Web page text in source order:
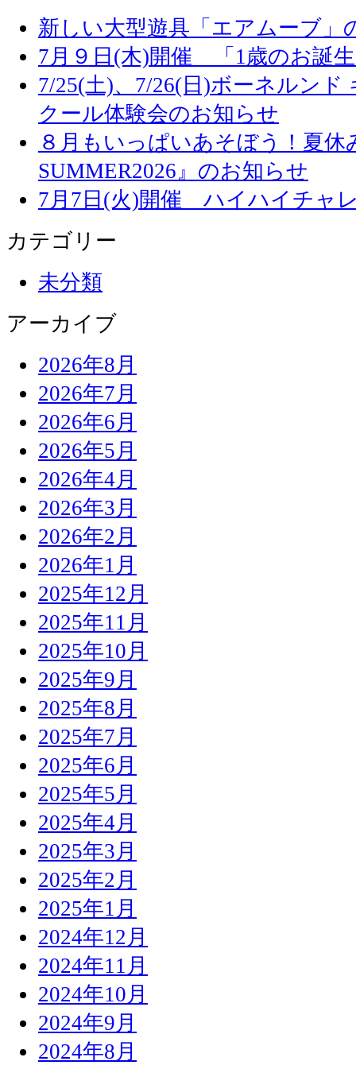
新しい大型遊具「エアムーブ」
7月９日(木)開催 「1歳のお誕
7/25(土)、7/26(日)ボーネルン
クール体験会のお知らせ
８月もいっぱいあそぼう！夏
SUMMER2026』のお知らせ
7月7日(火)開催 ハイハイチャ
カテゴリー
未分類
アーカイブ
2026年8月
2026年7月
2026年6月
2026年5月
2026年4月
2026年3月
2026年2月
2026年1月
2025年12月
2025年11月
2025年10月
2025年9月
2025年8月
2025年7月
2025年6月
2025年5月
2025年4月
2025年3月
2025年2月
2025年1月
2024年12月
2024年11月
2024年10月
2024年9月
2024年8月